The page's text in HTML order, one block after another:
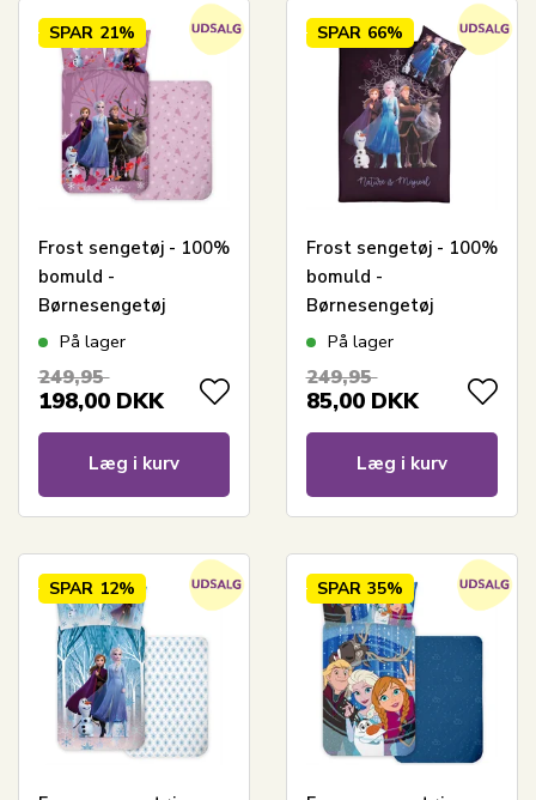
SPAR 21%
Frost sengetøj - 100%
bomuld -
Børnesengetøj
140x200 cm - Lyserød
Kristoffer, Sven og
På lager
249,95
198,00 DKK
Læg i kurv
SPAR 66%
Frost sengetøj - 100%
bomuld -
Børnesengetøj
140x200 cm - Nature
På lager
249,95
85,00 DKK
Læg i kurv
SPAR 12% SPAR 35%